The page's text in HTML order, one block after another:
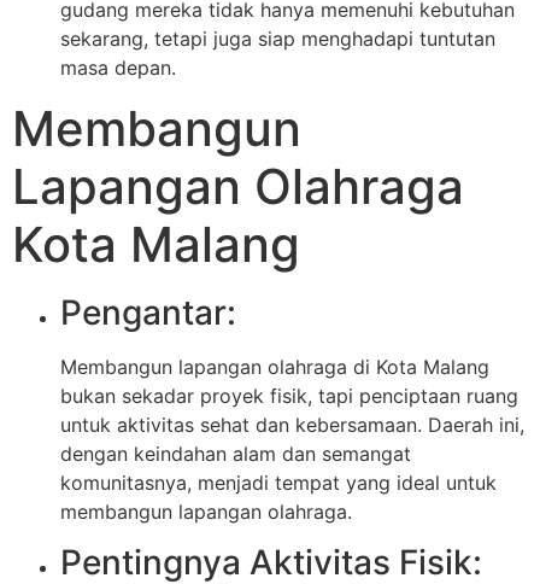
gudang mereka tidak hanya memenuhi kebutuhan
sekarang, tetapi juga siap menghadapi tuntutan
masa depan.
Membangun
Lapangan Olahraga
Kota Malang
Pengantar:
Membangun lapangan olahraga di Kota Malang
bukan sekadar proyek fisik, tapi penciptaan ruang
untuk aktivitas sehat dan kebersamaan. Daerah ini,
dengan keindahan alam dan semangat
komunitasnya, menjadi tempat yang ideal untuk
membangun lapangan olahraga.
Pentingnya Aktivitas Fisik: